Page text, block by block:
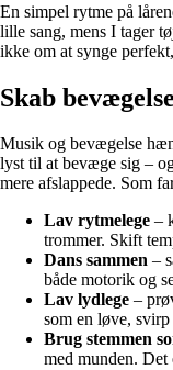
En simpel rytme på
lille sang, mens I tager
ikke om at synge
Skab
Musik og bevægelse
lyst til at bevæge sig –
mere afslappede. Som
Lav rytmelege –
trommer. Skift
Dans sammen –
både motorik og
Lav lydlege –
som en løve, svirp
Brug stemmen
med munden. Det